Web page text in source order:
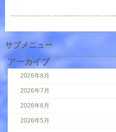
サブメニュー
アーカイブ
2026年8月
2026年7月
2026年6月
2026年5月